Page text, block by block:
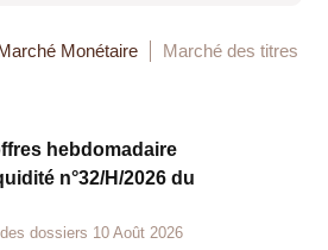
Monétaire Marché des titres
hebdomadaire
n°32/H/2026 du
dossiers 10 Août 2026